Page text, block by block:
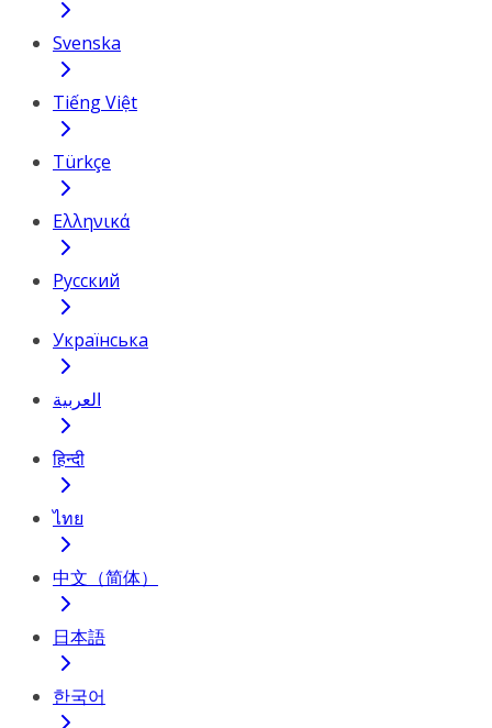
Svenska
Tiếng Việt
Türkçe
Ελληνικά
Русский
Українська
العربية
हिन्दी
ไทย
中文（简体）
日本語
한국어